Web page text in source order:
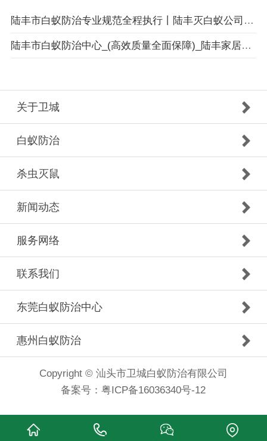
陆丰市白蚁防治专业规范全程执行丨陆丰灭白蚁公司丨陆丰市卫城白蚁防治有限公司
陆丰市白蚁防治中心_(高效质量全面保障)_陆丰家居装修白蚁预防服务中心
关于卫城
白蚁防治
杀虫灭鼠
新闻动态
服务网络
联系我们
东莞白蚁防治中心
惠州白蚁防治
Copyright © 汕头市卫城白蚁防治有限公司
备案号：粤ICP备16036340号-12